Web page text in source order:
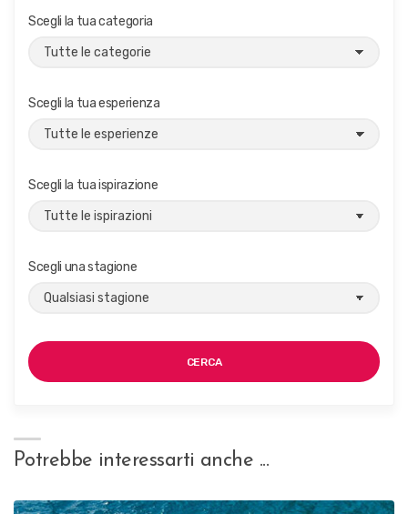
Scegli la tua categoria
Scegli la tua esperienza
Scegli la tua ispirazione
Scegli una stagione
CERCA
Potrebbe interessarti anche ...